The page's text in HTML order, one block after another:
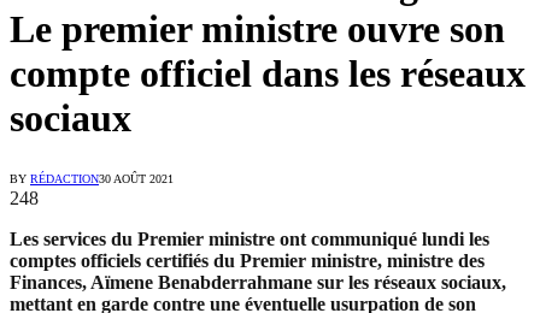
Le premier ministre ouvre son
compte officiel dans les réseaux
sociaux
BY RÉDACTION30 AOÛT 2021
248
Les services du Premier ministre ont communiqué lundi les
comptes officiels certifiés du Premier ministre, ministre des
Finances, Aïmene Benabderrahmane sur les réseaux sociaux,
mettant en garde contre une éventuelle usurpation de son